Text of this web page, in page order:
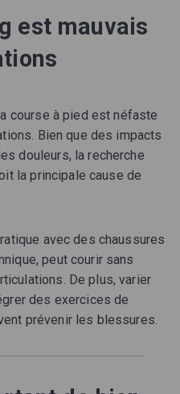
est mauvais
course à pied est néfaste
Bien que des impacts
douleurs, la recherche
la principale cause de
avec des chaussures
peut courir sans
De plus, varier
des exercices de
prévenir les blessures.